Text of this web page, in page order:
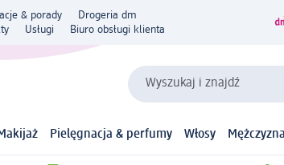
& porady
Drogeria dm
Usługi Biuro obsługi klienta
Wyszukaj i znajdź
Pielęgnacja & perfumy Włosy Mężczyzna